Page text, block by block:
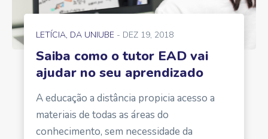
LETÍCIA, DA UNIUBE - DEZ 19, 2018
Saiba como o tutor EAD vai
ajudar no seu aprendizado
A educação a distância propicia acesso a
materiais de todas as áreas do
conhecimento, sem necessidade da